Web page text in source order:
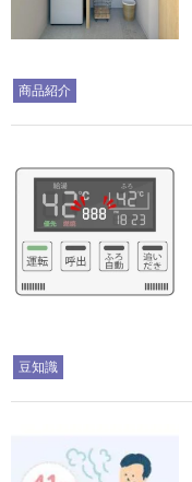
商品紹介
豆知識